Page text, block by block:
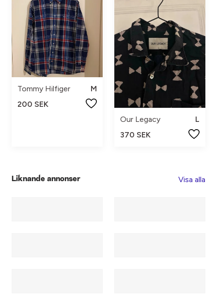
Tommy Hilfiger
M
200 SEK
Our Legacy
L
370 SEK
Liknande annonser Visa alla